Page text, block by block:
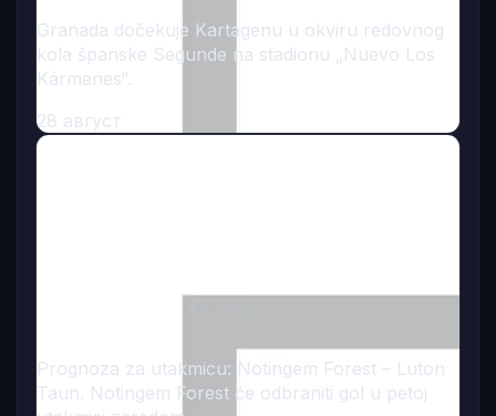
Granada dočekuje Kartagenu u okviru redovnog
kola španske Segunde na stadionu „Nuevo Los
Kármenes“.
28 август
Prognoza za utakmicu: Notingem Forest – Luton
Taun. Notingem Forest će odbraniti gol u petoj